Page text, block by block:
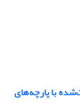
با پارچه‌های